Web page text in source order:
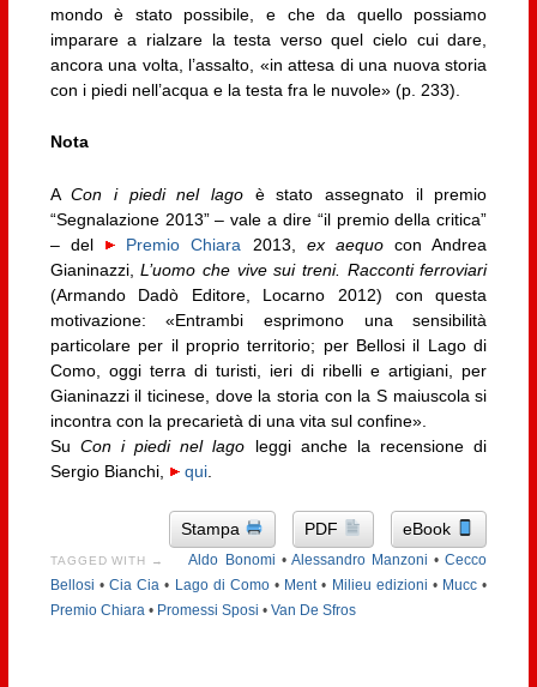
mondo è stato possibile, e che da quello possiamo
imparare a rialzare la testa verso quel cielo cui dare,
ancora una volta, l’assalto, «in attesa di una nuova storia
con i piedi nell’acqua e la testa fra le nuvole» (p. 233).
Nota
ACon i piedi nel lago è stato assegnato il premio
“Segnalazione 2013” – vale a dire “il premio della critica”
– del
Premio Chiara 2013, ex aequocon Andrea
Gianinazzi,L ’uomo che vive sui treni. Racconti ferroviari
(Armando Dadò Editore, Locarno 2012) con questa
motivazione: «Entrambi esprimono una sensibilità
particolare per il proprio territorio; per Bellosi il Lago di
Como, oggi terra di turisti, ieri di ribelli e artigiani, per
Gianinazzi il ticinese, dove la storia con la S maiuscola si
incontra con la precarietà di una vita sul confine».
Su Con i piedi nel lago leggi anche la recensione di
Sergio Bianchi,
qui.
Stampa PDF eBook
TAGGED WITH → Aldo Bonomi • Alessandro Manzoni •Cecco
Bellosi •Cia Cia • Lago di Como• Ment• Milieu edizioni • Mucc •
Premio Chiara• Promessi Sposi • Van De Sfros